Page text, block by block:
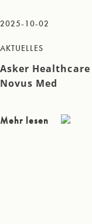
2025-10-02
AKTUELLES
Asker
Novus Med
Mehr lesen